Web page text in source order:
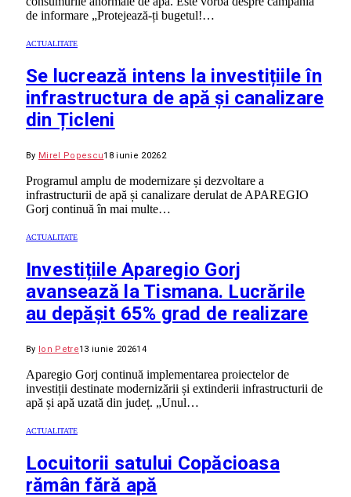
de informare „Protejează-ți bugetul!…
ACTUALITATE
Se lucrează intens la investițiile în
infrastructura de apă și canalizare
din Țicleni
By Mirel Popescu18 iunie 20262
Programul amplu de modernizare și dezvoltare a
infrastructurii de apă și canalizare derulat de APAREGIO
Gorj continuă în mai multe…
ACTUALITATE
Investițiile Aparegio Gorj
avansează la Tismana. Lucrările
au depășit 65% grad de realizare
By Ion Petre13 iunie 202614
Aparegio Gorj continuă implementarea proiectelor de
investiții destinate modernizării și extinderii infrastructurii de
apă și apă uzată din județ. „Unul…
ACTUALITATE
Locuitorii satului Copăcioasa
rămân fără apă